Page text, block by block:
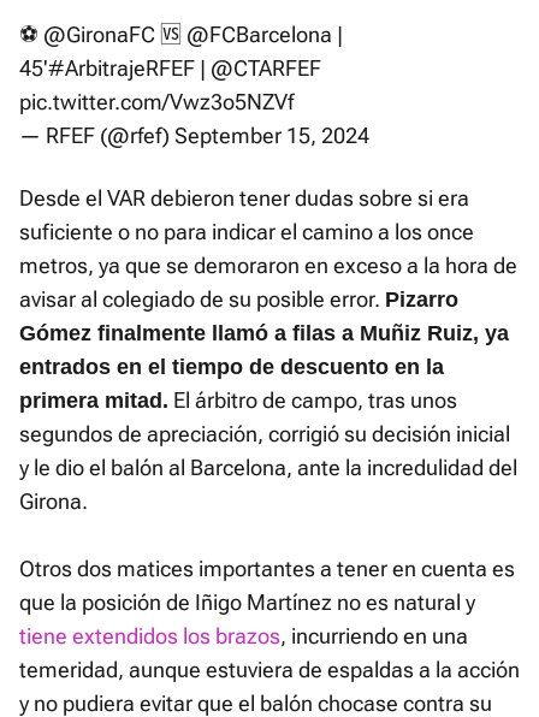
⚽ @GironaFC 🆚 @FCBarcelona |
45'#ArbitrajeRFEF | @CTARFEF
pic.twitter.com/Vwz3o5NZVf
— RFEF (@rfef) September 15, 2024
Desde el VAR debieron tener dudas sobre si era
suficiente o no para indicar el camino a los once
metros, ya que se demoraron en exceso a la hora de
avisar al colegiado de su posible error. Pizarro
Gómez finalmente llamó a filas a Muñiz Ruiz, ya
entrados en el tiempo de descuento en la
primera mitad. El árbitro de campo, tras unos
segundos de apreciación, corrigió su decisión inicial
y le dio el balón al Barcelona, ante la incredulidad del
Girona.
Otros dos matices importantes a tener en cuenta es
que la posición de Iñigo Martínez no es natural y
tiene extendidos los brazos, incurriendo en una
temeridad, aunque estuviera de espaldas a la acción
y no pudiera evitar que el balón chocase contra su